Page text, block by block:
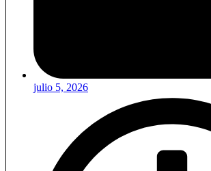
julio 5, 2026